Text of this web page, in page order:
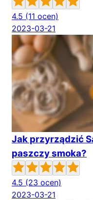
4.5 (11 ocen)
2023-03-21
Jak przyrządzić
paszczy smoka?
4.5 (23 ocen)
2023-03-21